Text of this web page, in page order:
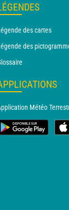
des cartes
des
Météo